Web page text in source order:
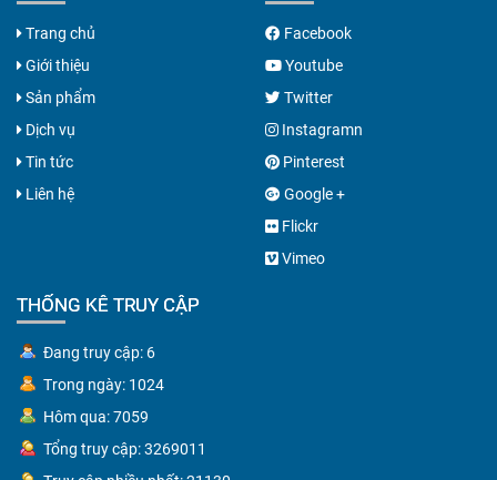
Trang chủ
Giới thiệu
Sản phẩm
Dịch vụ
Tin tức
Liên hệ
Facebook
Youtube
Twitter
Instagramn
Pinterest
Google +
Flickr
Vimeo
THỐNG KÊ TRUY CẬP
Đang truy cập: 6
Trong ngày: 1024
Hôm qua: 7059
Tổng truy cập: 3269011